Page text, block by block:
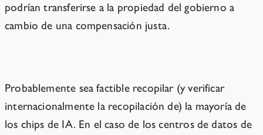
podrían transferirse a la propiedad del gobierno a
cambio de una compensación justa.
Probablemente sea factible recopilar (y verificar
internacionalmente la recopilación de) la mayoría de
los chips de IA. En el caso de los centros de datos de